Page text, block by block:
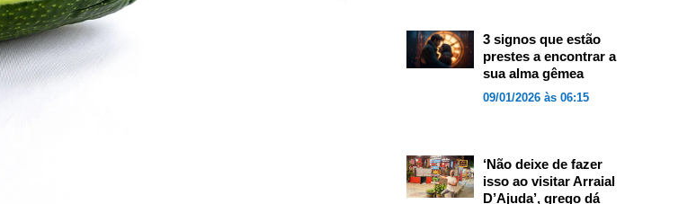
3 signos que estão
prestes a encontrar a
sua alma gêmea
09/01/2026 às 06:15
‘Não deixe de fazer
isso ao visitar Arraial
D’Ajuda’, grego dá